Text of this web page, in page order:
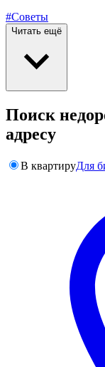
#Советы
Читать ещё
Поиск
адресу
В квартируДля